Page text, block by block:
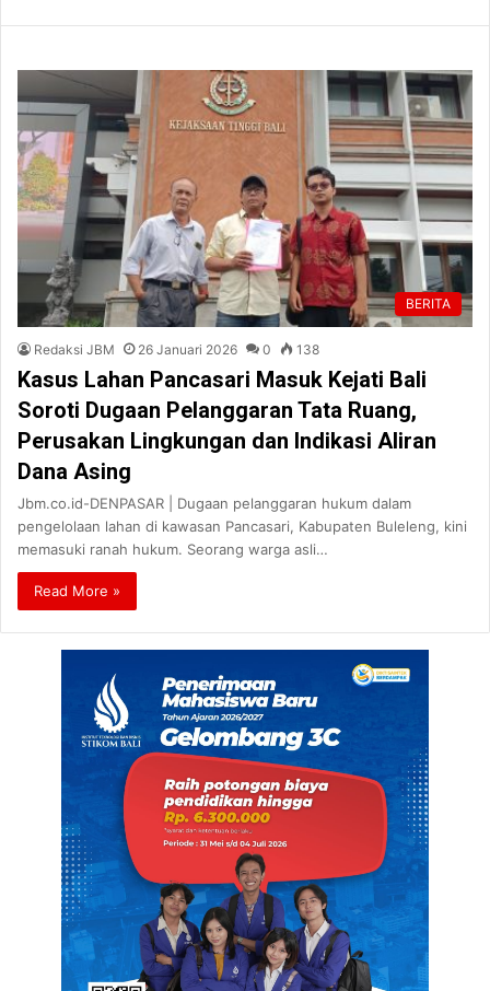
BERITA
Redaksi JBM 26 Januari 2026 0 138
Kasus Lahan Pancasari Masuk Kejati Bali
Soroti Dugaan Pelanggaran Tata Ruang,
Perusakan Lingkungan dan Indikasi Aliran
Dana Asing
Jbm.co.id-DENPASAR | Dugaan pelanggaran hukum dalam
pengelolaan lahan di kawasan Pancasari, Kabupaten Buleleng, kini
memasuki ranah hukum. Seorang warga asli…
Read More »